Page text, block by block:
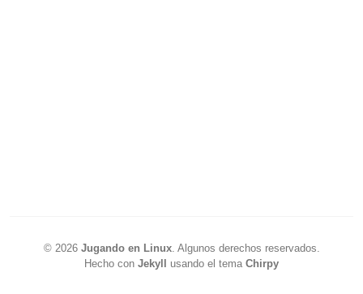
© 2026 Jugando en Linux. Algunos derechos reservados.
Hecho con Jekyll usando el tema Chirpy